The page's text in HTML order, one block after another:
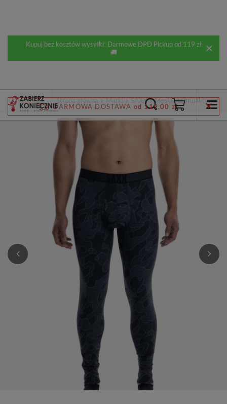
Kupuj bez kosztów wysyłki! Darmowe DPD Pickup od 119 zł
🚚
DARMOWA DOSTAWA od 119,00 zł
Wstecz Strona główna Marki SAXX Męskie termoaktywne